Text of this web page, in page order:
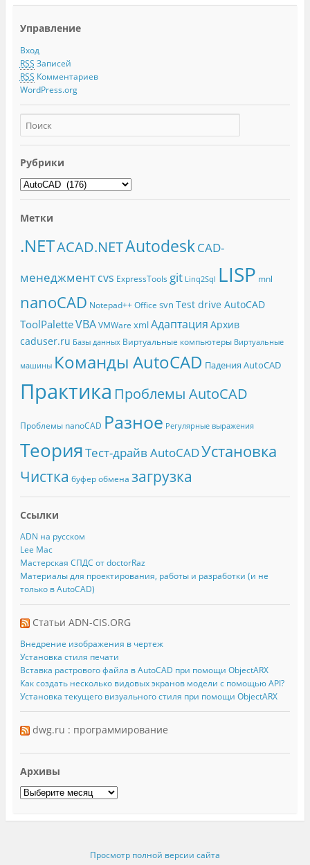
Управление
Вход
RSS Записей
RSS Комментариев
WordPress.org
Рубрики
Метки
.NETACAD.NETAutodeskCAD-
менеджмент cvs ExpressTools git Linq2Sql LISP mnl
nanoCAD Notepad++ Office svn Test drive AutoCAD
ToolPaletteVBA VMWare xmlАдаптация Архив
caduser.ru Базы данных Виртуальные компьютеры Виртуальные
машины Команды AutoCAD Падения AutoCAD
Практика Проблемы AutoCAD
Проблемы nanoCAD Разное Регулярные выражения
ТеорияТест-драйв AutoCADУстановка
Чистка буфер обмена загрузка
Ссылки
ADN на русском
Lee Mac
Мастерская СПДС от doctorRaz
Материалы для проектирования, работы и разработки (и не
только в AutoCAD)
Статьи ADN-CIS.ORG
Внедрение изображения в чертеж
Установка стиля печати
Вставка растрового файла в AutoCAD при помощи ObjectARX
Как создать несколько видовых экранов модели с помощью API?
Установка текущего визуального стиля при помощи ObjectARX
dwg.ru : программирование
Архивы
Просмотр полной версии сайта